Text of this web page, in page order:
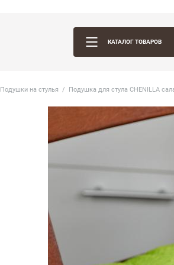
КАТАЛОГ ТОВАРОВ
Подушки на стулья Подушка для стула CHENILLA